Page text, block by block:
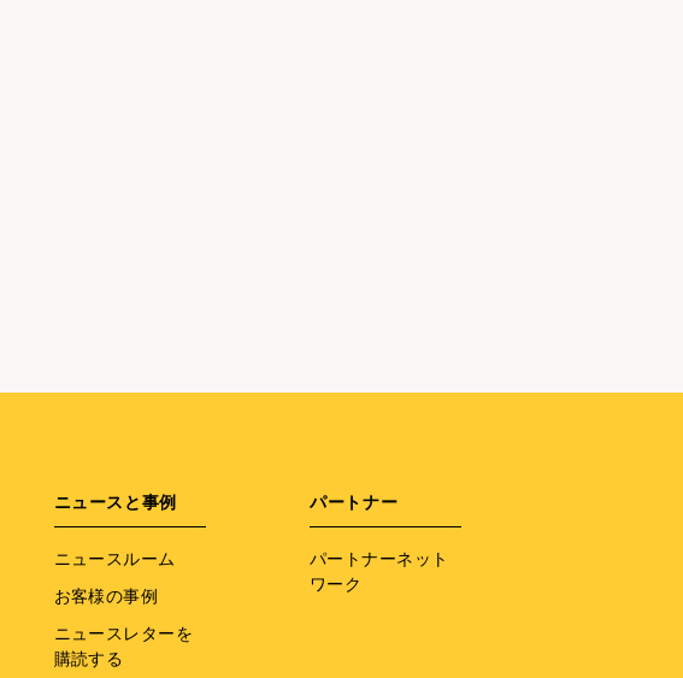
ニュースと事例
ニュースルーム
お客様の事例
ニュースレターを
購読する
パートナー
パートナーネット
ワーク